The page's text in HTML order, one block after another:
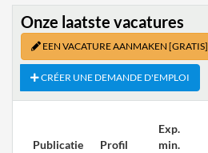
Onze laatste vacatures
EEN VACATURE AANMAKEN [GRATIS]
CRÉER UNE DEMANDE D'EMPLOI
Publicatie Profil
Exp.
min.